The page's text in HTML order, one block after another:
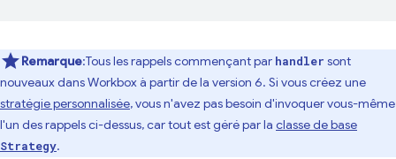
Remarque:Tous les rappels commençant par handler sont
nouveaux dans Workbox à partir de la version 6. Si vous créez une
stratégie personnalisée, vous n'avez pas besoin d'invoquer vous-même
l'un des rappels ci-dessus, car tout est géré par la classe de base
Strategy.